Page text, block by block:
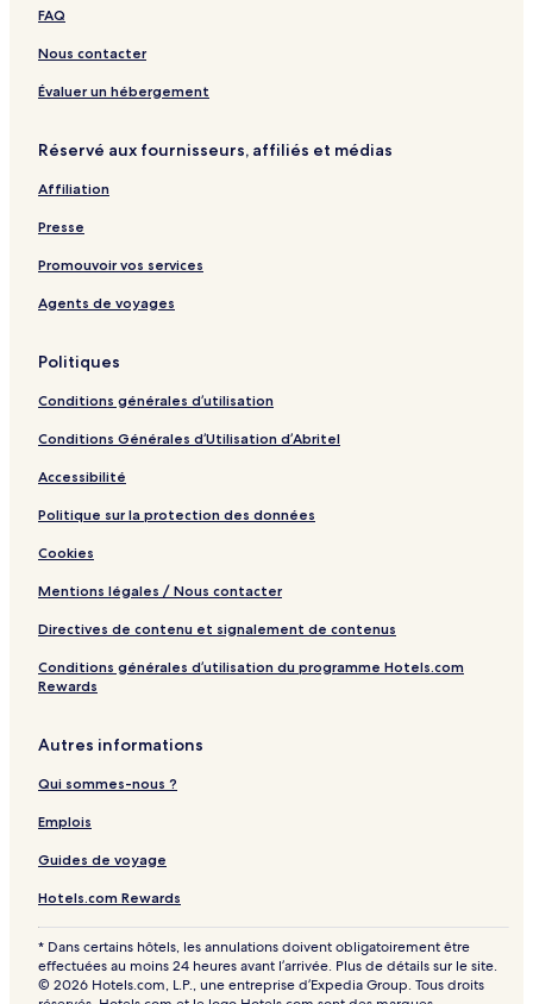
FAQ
Nous contacter
Évaluer un hébergement
Réservé aux fournisseurs, affiliés et médias
Affiliation
Presse
Promouvoir vos services
Agents de voyages
Politiques
Conditions générales d’utilisation
Conditions Générales d’Utilisation d’Abritel
Accessibilité
Politique sur la protection des données
Cookies
Mentions légales / Nous contacter
Directives de contenu et signalement de contenus
Conditions générales d’utilisation du programme Hotels.com
Rewards
Autres informations
Qui sommes-nous ?
Emplois
Guides de voyage
Hotels.com Rewards
* Dans certains hôtels, les annulations doivent obligatoirement être
effectuées au moins 24 heures avant l’arrivée. Plus de détails sur le site.
© 2026 Hotels.com, L.P., une entreprise d’Expedia Group. Tous droits